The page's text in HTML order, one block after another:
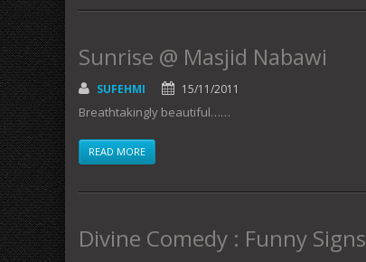
Sunrise @ Masjid Nabawi
SUFEHMI 15/11/2011
Breathtakingly beautiful……
READ MORE
Divine Comedy : Funny Signs